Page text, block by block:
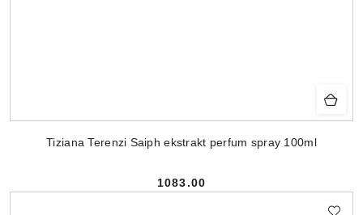
Tiziana Terenzi Saiph ekstrakt perfum spray 100ml
Cena:
1083.00